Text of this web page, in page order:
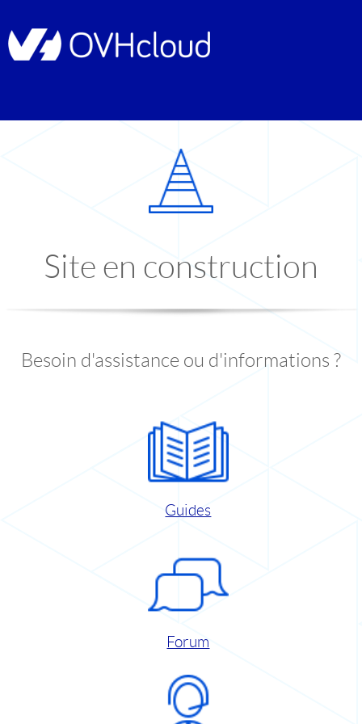
Site en construction
Besoin d'assistance ou d'informations ?
Guides
Forum